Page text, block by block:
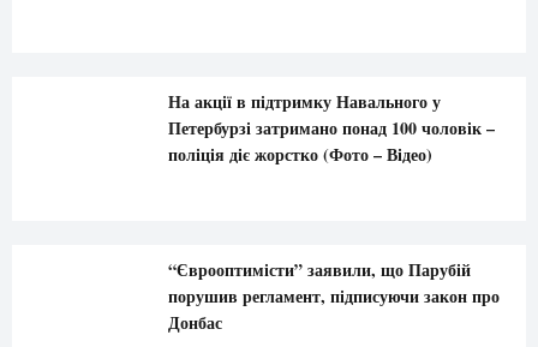
На акції в підтримку Навального у
Петербурзі затримано понад 100 чоловік –
поліція діє жорстко (Фото – Відео)
“Єврооптимісти” заявили, що Парубій
порушив регламент, підписуючи закон про
Донбас